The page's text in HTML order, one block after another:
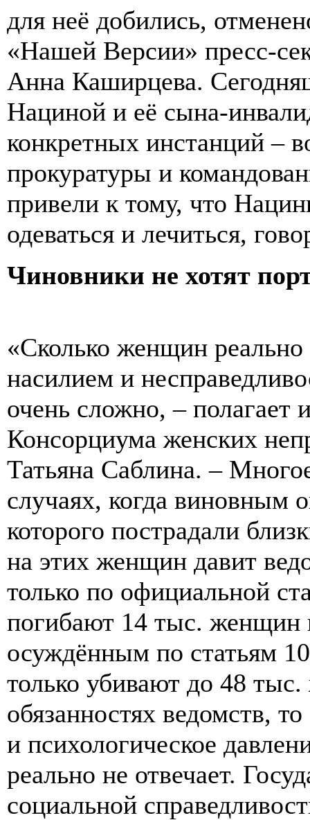
для неё добились,
«Нашей Версии» пресс-
Анна Каширцева.
Нациной и её сына-
конкретных инстанций –
прокуратуры и
привели к тому, что
одеваться и
Чиновники не хотят
«Сколько женщин реально
насилием и
очень сложно, – полагает
Консорциума женских
Татьяна Саблина. –
случаях, когда виновным
которого пострадали
на этих женщин давит
только по официальной
погибают 14 тыс. женщин
осуждённым по статьям
только убивают до 48
обязанностях ведомств,
и психологическое
реально не отвечает.
социальной